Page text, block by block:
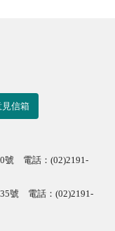
見信箱
號 電話：(02)2191-
號 電話：(02)2191-